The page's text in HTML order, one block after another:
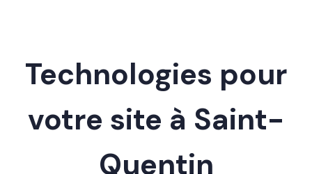
Technologies pour
votre site à Saint-
Quentin